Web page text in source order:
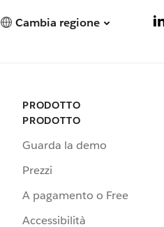
Cambia regione
PRODOTTO
PRODOTTO
Guarda la demo
Prezzi
A pagamento o Free
Accessibilità